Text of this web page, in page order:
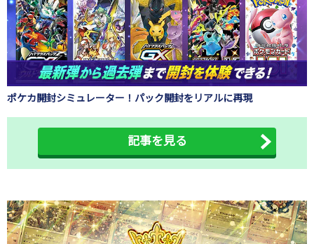
ポケカ開封シミュレーター！パック開封をリアルに再現
記事を見る